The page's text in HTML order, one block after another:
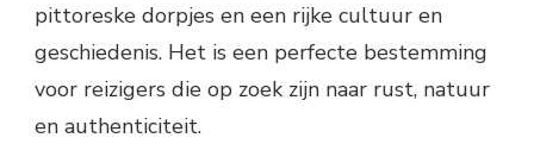
pittoreske dorpjes en een rijke cultuur en
geschiedenis. Het is een perfecte bestemming
voor reizigers die op zoek zijn naar rust, natuur
en authenticiteit.